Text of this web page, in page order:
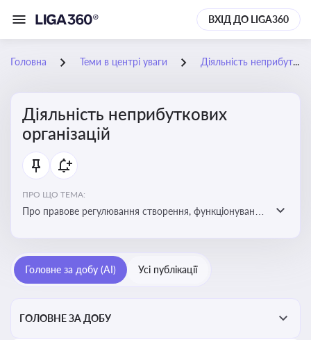
ВХІД ДО LIGA360
Головна Теми в центрі уваги Діяльність неприбуткових організацій
Діяльність неприбуткових
організацій
ПРО ЩО ТЕМА:
Про правове регулювання створення, функціонування
Головне за добу (AI) Усі публікації
ГОЛОВНЕ ЗА ДОБУ